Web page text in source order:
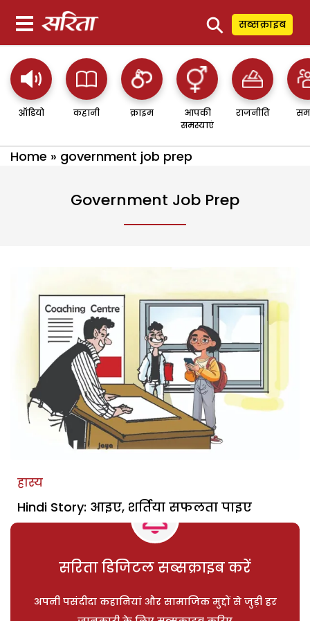
⚲ सब्सक्राइब
ऑडियो कहानी क्राइम
आपकी
समस्याएं
राजनीति
Home » government job prep
Government Job Prep
हास्य
Hindi Story: आइए, शर्तिया सफलता पाइए
सरिता डिजिटल सब्सक्राइब करें
अपनी पसंदीदा कहानियां और सामाजिक मुद्दों से जुड़ी हर